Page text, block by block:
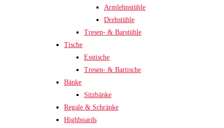
Armlehnstühle
Drehstühle
Tresen- & Barstühle
Tische
Esstische
Tresen- & Bartische
Bänke
Sitzbänke
Regale & Schränke
Highboards